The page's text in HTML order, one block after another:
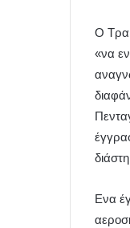
Ο
«να
Ενα